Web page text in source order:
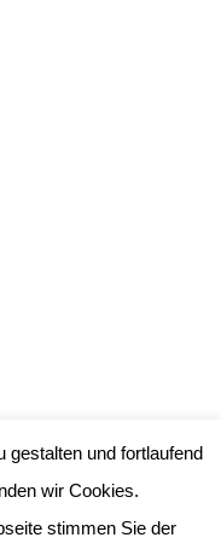
gestalten und fortlaufend
wir Cookies.
stimmen Sie der